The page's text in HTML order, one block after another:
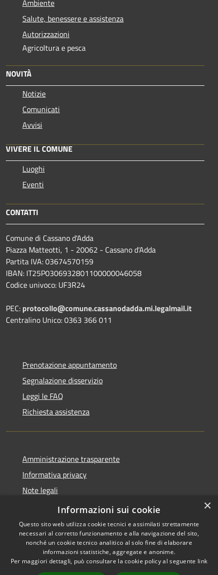
Ambiente
Salute, benessere e assistenza
Autorizzazioni
Agricoltura e pesca
NOVITÀ
Notizie
Comunicati
Avvisi
VIVERE IL COMUNE
Luoghi
Eventi
CONTATTI
Comune di Cassano d'Adda
Piazza Matteotti, 1 - 20062 - Cassano d'Adda
Partita IVA: 03674570159
IBAN: IT25P0306932801100000046058
Codice univoco: UF3R24
PEC: protocollo@comune.cassanodadda.mi.legalmail.it
Centralino Unico: 0363 366 011
Prenotazione appuntamento
Segnalazione disservizio
Leggi le FAQ
Richiesta assistenza
Amministrazione trasparente
Informativa privacy
Note legali
Dichiarazione di accessibilità
Accessibilità
Copyright © 2026 • Comune di
Cassano d'Adda • Powered by
×
Informazioni sui cookie
Questo sito web utilizza cookie tecnici e assimilati strettamente
necessari al corretto funzionamento e alla navigazione del sito,
nonché un cookie tecnico analitico al solo fine di elaborare
informazioni statistiche, aggregate e anonime.
Per maggiori dettagli, può consultare la cookie policy al seguente link